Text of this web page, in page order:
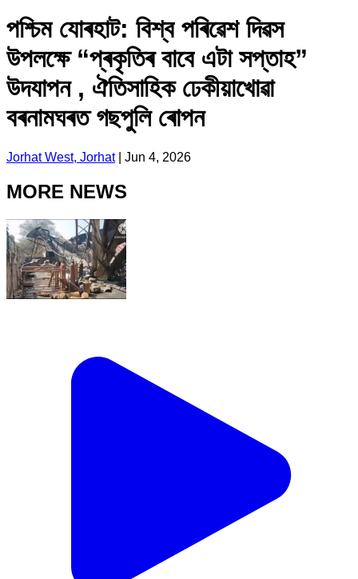
পশ্চিম যোৰহাট: বিশ্ব পৰিৱেশ দিৱস
উপলক্ষে “প্ৰকৃতিৰ বাবে এটা সপ্তাহ”
উদযাপন , ঐতিসাহিক ঢেকীয়াখোৱা
বৰনামঘৰত গছপুলি ৰোপন
Jorhat West, Jorhat| Jun 4, 2026
MORE NEWS